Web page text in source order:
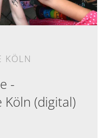
KÖLN
-
(digital)